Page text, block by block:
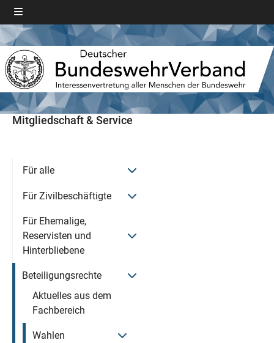
Mitgliedschaft & Service
Für alle
Für Zivilbeschäftigte
Für Ehemalige,
Reservisten und
Hinterbliebene
Beteiligungsrechte
Aktuelles aus dem
Fachbereich
Wahlen